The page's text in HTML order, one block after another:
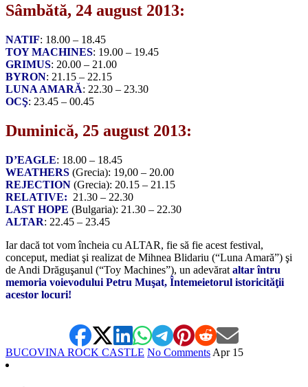
Sâmbătă, 24 august 2013:
NATIF: 18.00 – 18.45
TOY MACHINES: 19.00 – 19.45
GRIMUS: 20.00 – 21.00
BYRON: 21.15 – 22.15
LUNA AMARĂ: 22.30 – 23.30
OCŞ: 23.45 – 00.45
Duminică, 25 august 2013:
D’EAGLE: 18.00 – 18.45
WEATHERS (Grecia): 19,00 – 20.00
REJECTION (Grecia): 20.15 – 21.15
RELATIVE: 21.30 – 22.30
LAST HOPE (Bulgaria): 21.30 – 22.30
ALTAR: 22.45 – 23.45
Iar dacă tot vom încheia cu ALTAR, fie să fie acest festival,
conceput, mediat şi realizat de Mihnea Blidariu (“Luna Amară”) şi
de Andi Drăguşanul (“Toy Machines”), un adevărat altar întru
memoria voievodului Petru Muşat, Întemeietorul istoricităţii
acestor locuri!
BUCOVINA ROCK CASTLE No Comments Apr 15